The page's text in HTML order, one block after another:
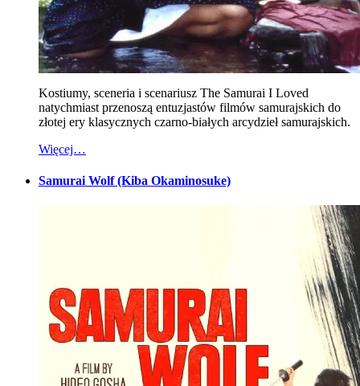
Kostiumy, sceneria i scenariusz The Samurai I Loved
natychmiast przenoszą entuzjastów filmów samurajskich do
złotej ery klasycznych czarno-białych arcydzieł samurajskich.
Więcej…
Samurai Wolf (Kiba Okaminosuke)